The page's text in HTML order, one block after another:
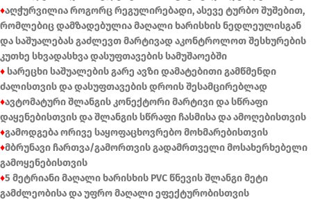
♦აღჭურვილია როგორც რეგულირებადი, ასევე ტურბო შუშებით,
რომლებიც დამზადებულია მაღალი ხარისხის ნედლეულისგან
და საშუალებას გაძლევთ მარტივად აკონტროლოთ შესხურების
კუთხე სხვადასხვა დასუფთავების სამუშაოებში
♦სარეცხი საშუალების გარე ავზი დამატებითი გამწმენდი
ძალისთვის და დასუფთავების დროის შესამცირებლად
♦ავტომატური შლანგის კონექტორი მარტივი და სწრაფი
დაყენებისთვის და შლანგის სწრაფი ჩასმისა და ამოღებისთვის
♦გამოდგება ორივე საყოფაცხოვრებო მოხმარებისთვის
♦მბრუნავი ჩართვა/გამორთვის გადამრთველი მოსახერხებელი
გამოყენებისთვის
♦5 მეტრიანი მაღალი ხარისხის PVC წნევის შლანგი მეტი
გამძლეობისა და უფრო მაღალი ეფექტურობისთვის